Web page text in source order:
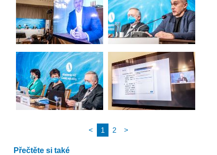
< 1 2 >
Přečtěte si také